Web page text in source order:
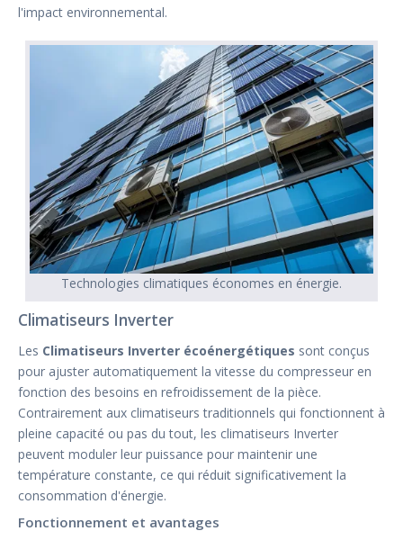
l'impact environnemental.
Technologies climatiques économes en énergie.
Climatiseurs Inverter
Les Climatiseurs Inverter écoénergétiques sont conçus
pour ajuster automatiquement la vitesse du compresseur en
fonction des besoins en refroidissement de la pièce.
Contrairement aux climatiseurs traditionnels qui fonctionnent à
pleine capacité ou pas du tout, les climatiseurs Inverter
peuvent moduler leur puissance pour maintenir une
température constante, ce qui réduit significativement la
consommation d'énergie.
Fonctionnement et avantages